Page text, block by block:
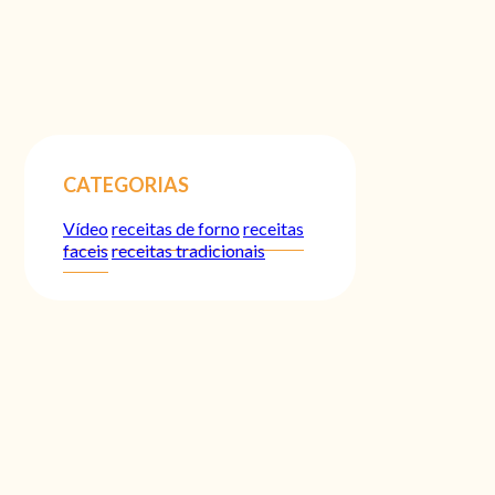
CATEGORIAS
Vídeoreceitas de fornoreceitas
faceisreceitas tradicionais